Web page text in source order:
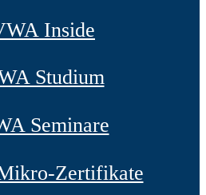
Inside
Studium
Seminare
Zertifikate